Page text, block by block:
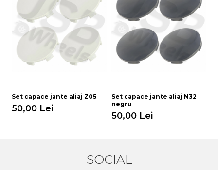
Set capace jante aliaj Z05
50,00 Lei
Set capace jante aliaj N32
negru
50,00 Lei
SOCIAL